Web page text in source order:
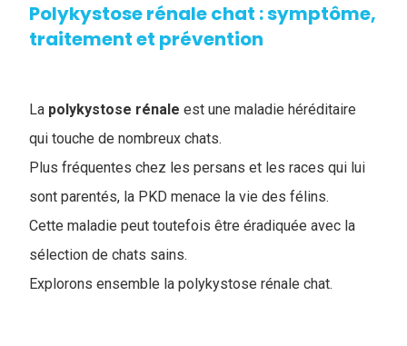
Polykystose rénale chat : symptôme,
traitement et prévention
La polykystose rénale est une maladie héréditaire
qui touche de nombreux chats.
Plus fréquentes chez les persans et les races qui lui
sont parentés, la PKD menace la vie des félins.
Cette maladie peut toutefois être éradiquée avec la
sélection de chats sains.
Explorons ensemble la polykystose rénale chat.